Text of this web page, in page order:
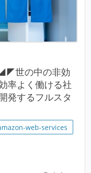
世の中の非効
率よく働ける社
発するフルスタ
web-services